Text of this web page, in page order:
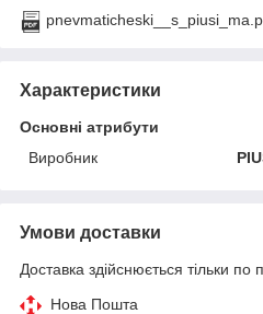
Характеристики
Основні атрибути
Виробник
Умови доставки
Доставка здійснюється тільки по
Нова Пошта